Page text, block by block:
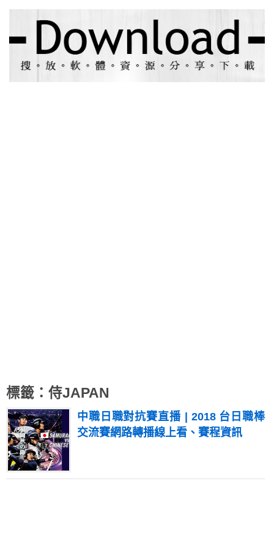
標籤：侍JAPAN
中職日職對抗賽直播 | 2018 台日職棒
交流賽網路轉播線上看、賽程資訊